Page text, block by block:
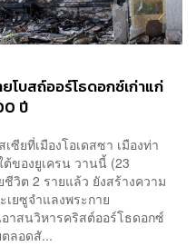
โบสถ์ออร์โธดอกซ์เก่าแก่
ปี
ซียที่เมืองโอเดสซา เมืองท่า
ของยูเครน วานนี้ (23
วิต 2 รายแล้ว ยังสร้างความ
เยซูจำแลงพระกาย
อาสนวิหารคริสต์ออร์โธดอกซ์
ลอดสั...